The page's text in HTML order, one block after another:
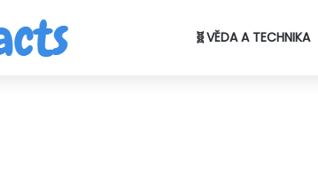
🧬VĚDA A TECHNIKA